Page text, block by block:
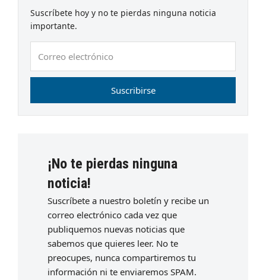
Suscríbete hoy y no te pierdas ninguna noticia
importante.
electrónico
Suscribirse
¡No te pierdas ninguna
noticia!
Suscríbete a nuestro boletín y recibe un
correo electrónico cada vez que
publiquemos nuevas noticias que
sabemos que quieres leer. No te
preocupes, nunca compartiremos tu
información ni te enviaremos SPAM.